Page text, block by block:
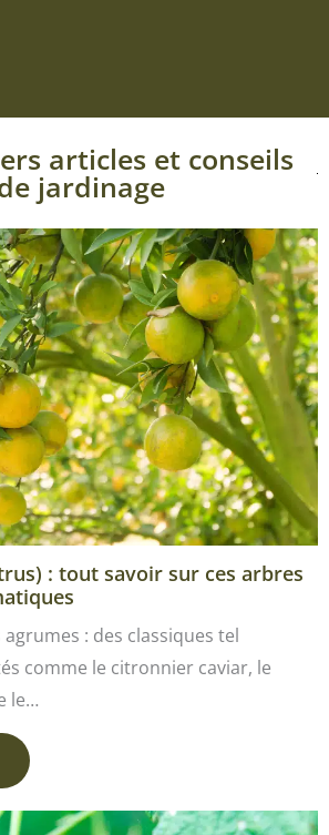
articles et conseils
jardinage
: tout savoir sur ces arbres
: des classiques tel
comme le citronnier caviar, le
le…